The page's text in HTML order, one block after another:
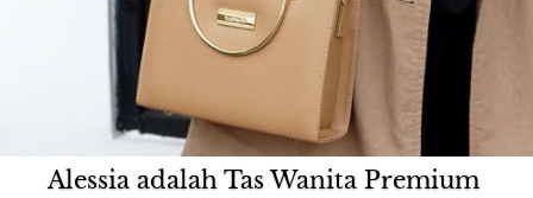
Alessia adalah Tas Wanita Premium